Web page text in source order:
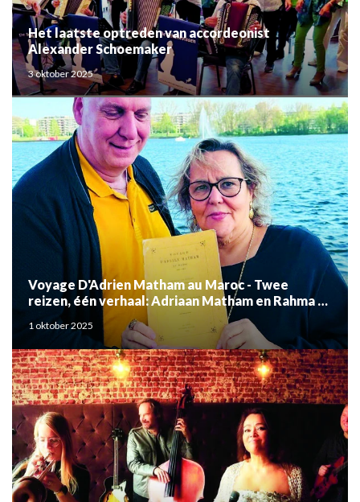
Het laatste optreden van accordeonist
Alexander Schoemaker
3 oktober 2025
Voyage D'Adrien Matham au Maroc - Twee
reizen, één verhaal: Adriaan Matham en Rahma el
Mouden
1 oktober 2025